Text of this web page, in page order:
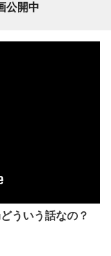
公開中
どういう話なの？